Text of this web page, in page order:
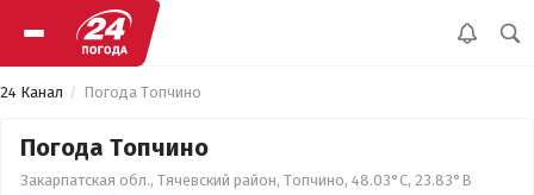
24 Канал Погода Топчино
Погода Топчино
Закарпатская обл., Тячевский район, Топчино, 48.03°С, 23.83°В